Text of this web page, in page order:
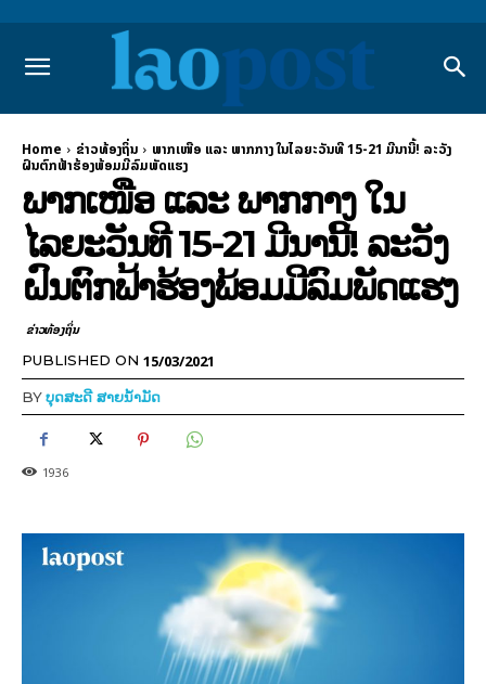
Home ຂ່າວທ້ອງຖິ່ນ
ພາກເໜືອ ແລະ ພາກກາງ ໃນໄລຍະວັນທີ 15-21 ມີນານີ້! ລະວັງ
ຝົນຕົກຟ້າຮ້ອງພ້ອມມີລົມພັດແຮງ
ພາກເໜືອ ແລະ ພາກກາງ ໃນ
ໄລຍະວັນທີ 15-21 ມີນານີ້! ລະວັງ
ຝົນຕົກຟ້າຮ້ອງພ້ອມມີລົມພັດແຮງ
ຂ່າວທ້ອງຖິ່ນ
PUBLISHED ON 15/03/2021
BYບຸດສະດີ ສາຍນ້ຳມັດ
1936